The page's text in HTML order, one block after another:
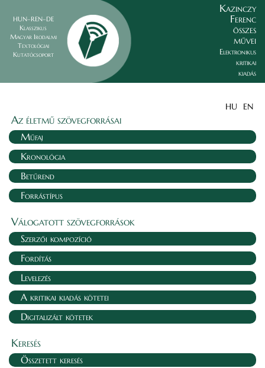
HUN–REN–DE
Klasszikus
Magyar Irodalmi
Textológiai
Kutatócsoport
Kazinczy
Ferenc
összes
művei
Elektronikus
kritikai
kiadás
HU EN
Az életmű szövegforrásai
Műfaj
Kronológia
Betűrend
Forrástípus
Válogatott szövegforrások
Szerzői kompozíció
Fordítás
Levelezés
A kritikai kiadás kötetei
Digitalizált kötetek
Keresés
Összetett keresés